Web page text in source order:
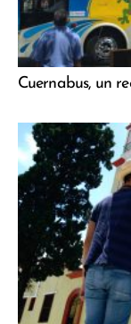
Cuernabus, un